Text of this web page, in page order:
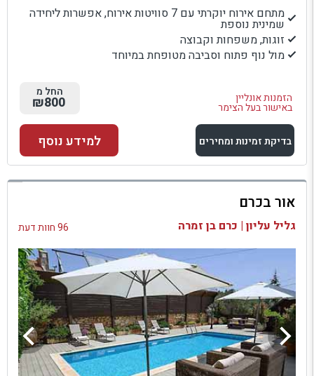
מתחם אירוח יוקרתי עם 7 סוויטות אירוח, אפשרות ליחידה
שמינית נוספת
זוגות, משפחות וקבוצה
מול נוף פתוח וסביבה מטופחת במיוחד
הזמנות אונליין
באישור בעל הצימר
החל מ
₪800
בדיקת זמינות ומחירים
למתחם זה
בדיקת זמינות ומחירים
למידע נוסף
אור בכרם
גליל עליון | כרם בן זמרה 96 חוות דעת